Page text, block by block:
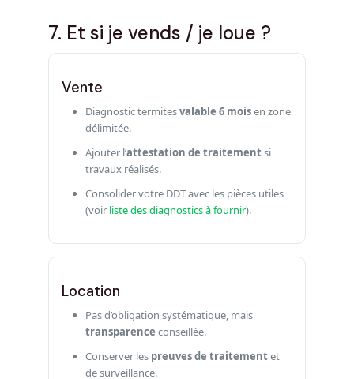
7. Et si je vends / je loue ?
Vente
Diagnostic termitesvalable 6 moisen zone
délimitée.
Ajouter l’attestation de traitementsi
travaux réalisés.
Consolider votre DDT avec les pièces utiles
(voir liste des diagnostics à fournir).
Location
Pas d’obligation systématique, mais
transparence conseillée.
Conserver les preuves de traitementet
de surveillance.